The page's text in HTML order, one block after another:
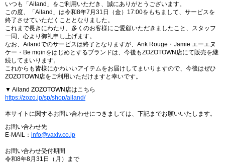
いつも「Ailand」をご利用いただき、誠にありがとうございます。
この度、「Ailand」は令和8年7月31日（金）17:00をもちまして、サービスを
終了させていただくこととなりました。
これまで長きにわたり、多くのお客様にご愛顧いただきましたこと、スタッフ
一同、心より御礼申し上げます。
なお、Ailandでのサービスは終了となりますが、Ank Rouge・Jamie エーエヌ
ケー・Be mqinをはじめとするブランドは、今後もZOZOTOWN店にて販売を継
続してまいります。
これからも皆様にかわいいアイテムをお届けしてまいりますので、今後はぜひ
ZOZOTOWN店をご利用いただけますと幸いです。
▼ Ailand ZOZOTOWN店はこちら
https://zozo.jp/sp/shop/ailand/
本サイトに関するお問い合わせにつきましては、下記までお願いいたします。
お問い合わせ先
E-MAIL： info@vaxiv.co.jp
お問い合わせ受付期間
令和8年8月31日（月）まで